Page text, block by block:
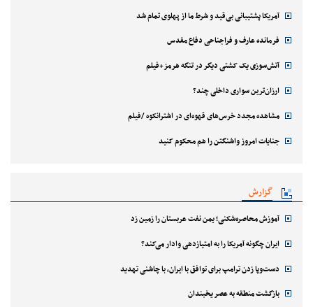
آمریکا پشتیبانی بی‌قید و شرط ما از پهلوی تمام شد
فرمانده عارف و فراجناحی دفاع مقدس
آتش‌سوزی یک کشتی دیگر در تنگه هرمز+فیلم
ارزان‌ترین سواری داخلی چند؟
مشاهده مجدد خرس‌های قهوه‌ای در اشترانکوه /فیلم
جنایات امروز واشنگتن را هم محکوم کنید
گزارش
آموزش محاصره‌شکنی؛ یمن نفت عربستان را زمین زد
ایران چگونه آمریکا را به امتیازدهی وادار می‌کند؟
دست‌وپا زدن ترامپ برای توافق با ایران، با چاشنی تهدید
بازگشت منطقه به عصر یخبندان